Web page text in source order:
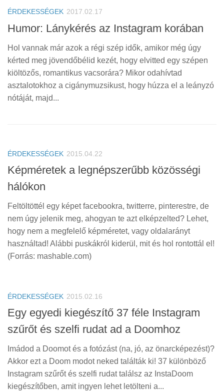
ÉRDEKESSÉGEK 2017.02.17
Humor: Lánykérés az Instagram korában
Hol vannak már azok a régi szép idők, amikor még úgy
kérted meg jövendőbélid kezét, hogy elvitted egy szépen
kiöltözős, romantikus vacsorára? Mikor odahívtad
asztalotokhoz a cigánymuzsikust, hogy húzza el a leányzó
nótáját, majd...
ÉRDEKESSÉGEK 2015.04.22
Képméretek a legnépszerűbb közösségi
hálókon
Feltöltöttél egy képet facebookra, twitterre, pinterestre, de
nem úgy jelenik meg, ahogyan te azt elképzelted? Lehet,
hogy nem a megfelelő képméretet, vagy oldalarányt
használtad! Alábbi puskákról kiderül, mit és hol rontottál el!
(Forrás: mashable.com)
ÉRDEKESSÉGEK 2015.02.16
Egy egyedi kiegészítő 37 féle Instagram
szűrőt és szelfi rudat ad a Doomhoz
Imádod a Doomot és a fotózást (na, jó, az önarcképezést)?
Akkor ezt a Doom modot neked találták ki! 37 különböző
Instagram szűrőt és szelfi rudat találsz az InstaDoom
kiegészítőben, amit ingyen lehet letölteni a...